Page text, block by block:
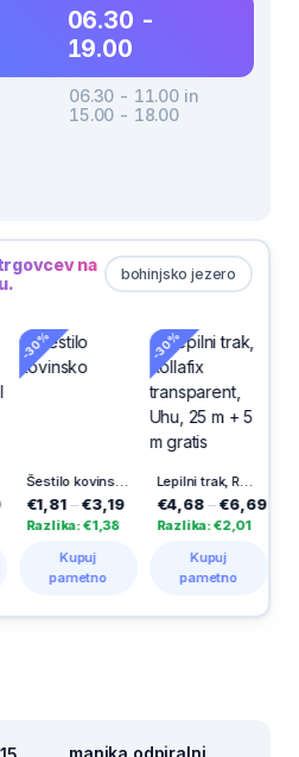
06.30 -
19.00
06.30 - 11.00 in
15.00 - 18.00
bohinjsko jezero
na
Šestilo kovinsko
–€3,19
€1,38
pametno
Lepilni trak, Rollafix transparent, Uhu, 25 m + 5 m gratis
€4,68– €6,69
Razlika: €2,01
pametno
-30%
€2,09
manjka odpiralni